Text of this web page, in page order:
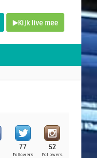
Kijk live mee
77
Followers
52
Followers